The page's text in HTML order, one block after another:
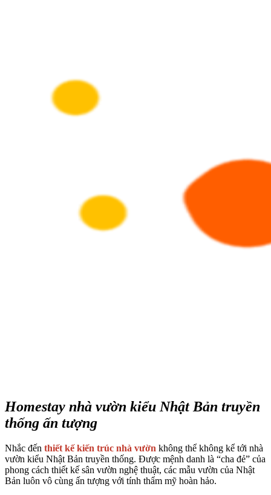
Homestay nhà vườn kiểu Nhật Bản truyền
thống ấn tượng
Nhắc đến thiết kế kiến trúc nhà vườn không thể không kể tới nhà
vườn kiểu Nhật Bản truyền thống. Được mệnh danh là “cha đẻ” của
phong cách thiết kế sân vườn nghệ thuật, các mẫu vườn của Nhật
Bản luôn vô cùng ấn tượng với tính thẩm mỹ hoàn hảo.